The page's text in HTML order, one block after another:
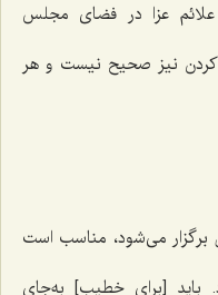
عزا در فضای مجلس
کردن نیز صحیح نیست و هر
می‌شود، مناسب است
باید [برای خطیب] به‌جای